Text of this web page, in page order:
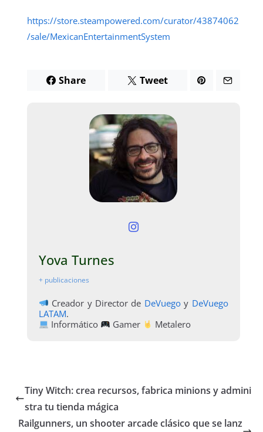
https://store.steampowered.com/curator/43874062
/sale/MexicanEntertainmentSystem
Share Tweet
Yova Turnes
+ publicaciones
Creador y Director de DeVuegoy DeVuego
LATAM.
Informático
Gamer Metalero
Tiny Witch: crea recursos, fabrica minions y admini
stra tu tienda mágica
Railgunners, un shooter arcade clásico que se lanz